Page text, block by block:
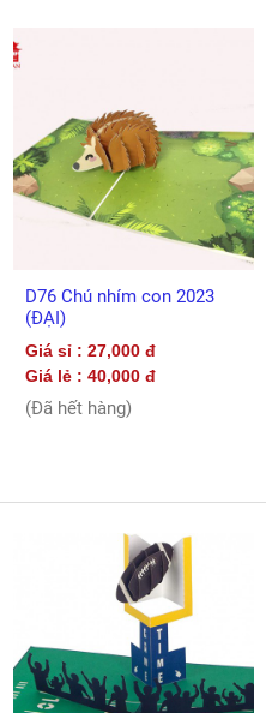
D76 Chú nhím con 2023
(ĐẠI)
Giá sỉ : 27,000 đ
Giá lẻ : 40,000 đ
(Đã hết hàng)